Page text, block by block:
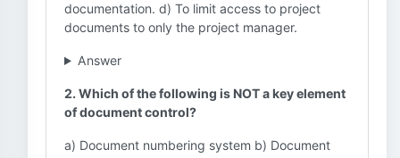
documentation. d) To limit access to project
documents to only the project manager.
Answer
2. Which of the following is NOT a key element
of document control?
a) Document numbering system b) Document